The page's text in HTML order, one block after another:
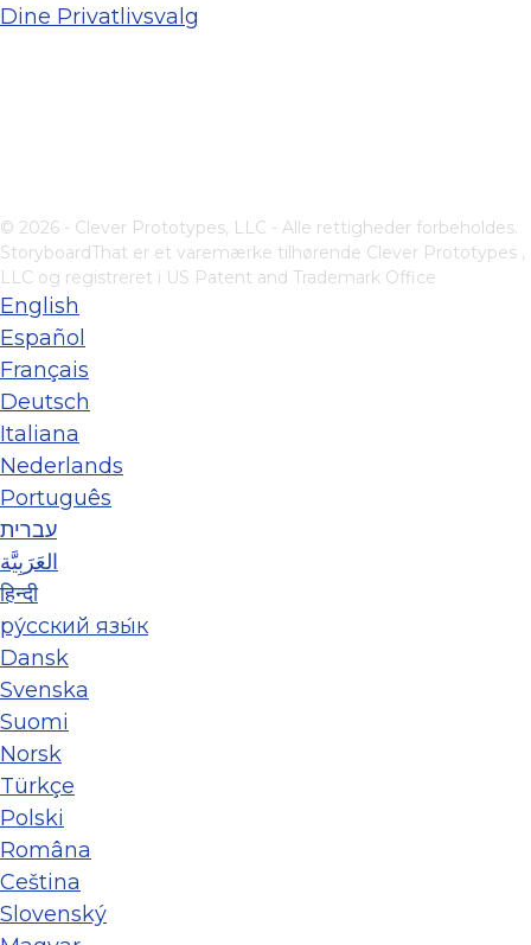
Dine Privatlivsvalg
© 2026 - Clever Prototypes, LLC - Alle rettigheder forbeholdes.
StoryboardThat er et varemærke tilhørende Clever Prototypes ,
LLC og registreret i US Patent and Trademark Office
English
Español
Français
Deutsch
Italiana
Nederlands
Português
עברית
العَرَبِيَّة
हिन्दी
ру́сский язы́к
Dansk
Svenska
Suomi
Norsk
Türkçe
Polski
Româna
Ceština
Slovenský